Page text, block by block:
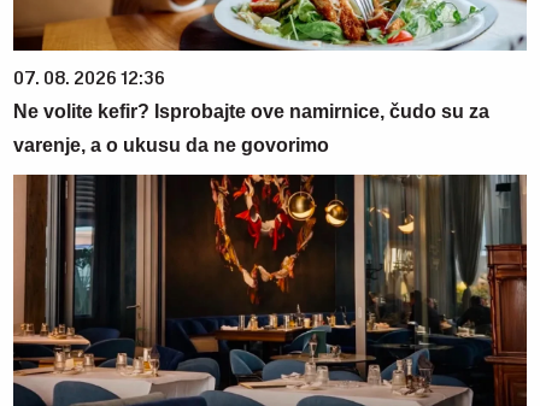
07. 08. 2026 12:36
Ne volite kefir? Isprobajte ove namirnice, čudo su za
varenje, a o ukusu da ne govorimo